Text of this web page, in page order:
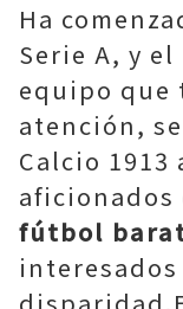
Ha
Serie A, y
equipo que
atención,
Calcio
aficionados
fútbol
interesados